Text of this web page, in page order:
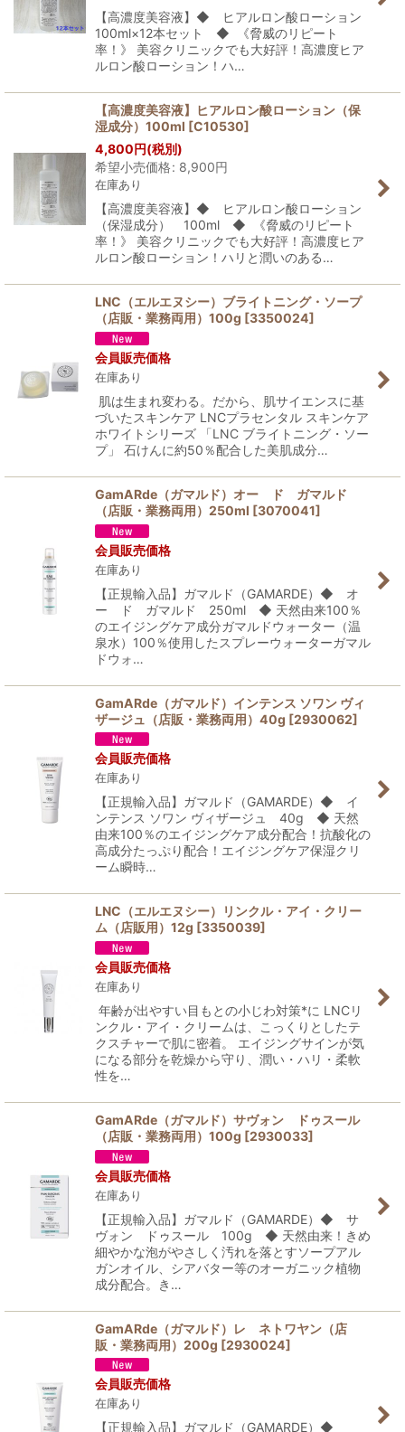
【高濃度美容液】◆ ヒアルロン酸ローション
100ml×12本セット ◆ 《脅威のリピート
率！》 美容クリニックでも大好評！高濃度ヒア
ルロン酸ローション！ハ…
【高濃度美容液】ヒアルロン酸ローション（保
湿成分）100ml [C10530]
4,800円(税別)
希望小売価格: 8,900円
在庫あり
【高濃度美容液】◆ ヒアルロン酸ローション
（保湿成分） 100ml ◆ 《脅威のリピート
率！》 美容クリニックでも大好評！高濃度ヒア
ルロン酸ローション！ハリと潤いのある…
LNC（エルエヌシー）ブライトニング・ソープ
（店販・業務両用）100g [3350024]
会員販売価格
在庫あり
肌は生まれ変わる。だから、肌サイエンスに基
づいたスキンケア LNCプラセンタル スキンケア
ホワイトシリーズ 「LNC ブライトニング・ソー
プ」 石けんに約50％配合した美肌成分…
GamARde（ガマルド）オー ド ガマルド
（店販・業務両用）250ml [3070041]
会員販売価格
在庫あり
【正規輸入品】ガマルド（GAMARDE）◆ オ
ー ド ガマルド 250ml ◆ 天然由来100％
のエイジングケア成分ガマルドウォーター（温
泉水）100％使用したスプレーウォーターガマル
ドウォ…
GamARde（ガマルド）インテンス ソワン ヴィ
ザージュ（店販・業務両用）40g [2930062]
会員販売価格
在庫あり
【正規輸入品】ガマルド（GAMARDE）◆ イ
ンテンス ソワン ヴィザージュ 40g ◆ 天然
由来100％のエイジングケア成分配合！抗酸化の
高成分たっぷり配合！エイジングケア保湿クリ
ーム瞬時…
LNC（エルエヌシー）リンクル・アイ・クリー
ム（店販用）12g [3350039]
会員販売価格
在庫あり
年齢が出やすい目もとの小じわ対策*に LNCリ
ンクル・アイ・クリームは、こっくりとしたテ
クスチャーで肌に密着。 エイジングサインが気
になる部分を乾燥から守り、潤い・ハリ・柔軟
性を…
GamARde（ガマルド）サヴォン ドゥスール
（店販・業務両用）100g [2930033]
会員販売価格
在庫あり
【正規輸入品】ガマルド（GAMARDE）◆ サ
ヴォン ドゥスール 100g ◆ 天然由来！きめ
細やかな泡がやさしく汚れを落とすソープアル
ガンオイル、シアバター等のオーガニック植物
成分配合。き…
GamARde（ガマルド）レ ネトワヤン（店
販・業務両用）200g [2930024]
会員販売価格
在庫あり
【正規輸入品】ガマルド（GAMARDE）◆